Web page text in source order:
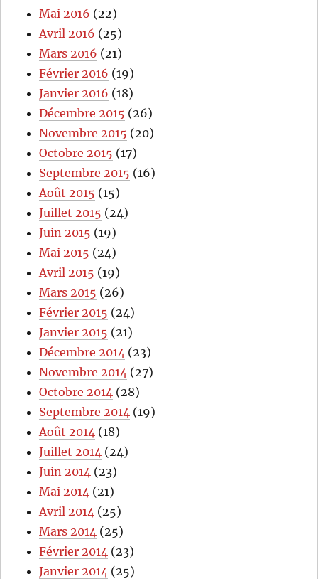
Mai 2016 (22)
Avril 2016 (25)
Mars 2016 (21)
Février 2016 (19)
Janvier 2016 (18)
Décembre 2015 (26)
Novembre 2015 (20)
Octobre 2015 (17)
Septembre 2015 (16)
Août 2015 (15)
Juillet 2015 (24)
Juin 2015 (19)
Mai 2015 (24)
Avril 2015 (19)
Mars 2015 (26)
Février 2015 (24)
Janvier 2015 (21)
Décembre 2014 (23)
Novembre 2014 (27)
Octobre 2014 (28)
Septembre 2014 (19)
Août 2014 (18)
Juillet 2014 (24)
Juin 2014 (23)
Mai 2014 (21)
Avril 2014 (25)
Mars 2014 (25)
Février 2014 (23)
Janvier 2014 (25)